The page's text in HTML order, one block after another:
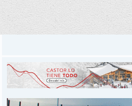
INICIO
PROVINCIALES